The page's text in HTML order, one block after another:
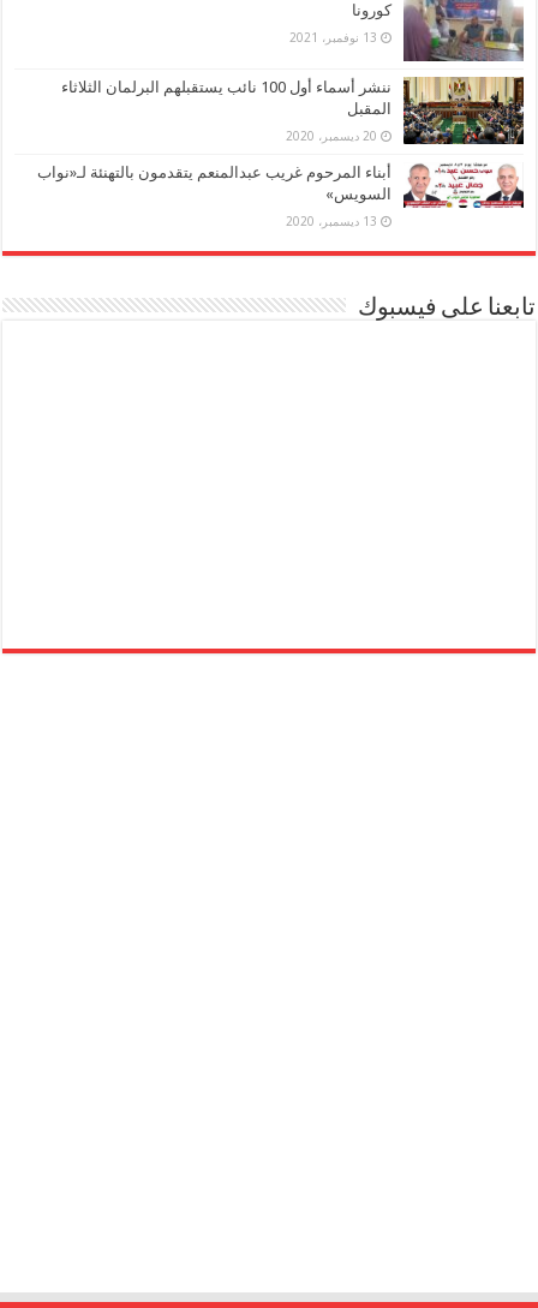
كورونا
13 نوفمبر، 2021
ننشر أسماء أول 100 نائب يستقبلهم البرلمان الثلاثاء
المقبل
20 ديسمبر، 2020
أبناء المرحوم غريب عبدالمنعم يتقدمون بالتهنئة لـ«نواب
السويس»
13 ديسمبر، 2020
تابعنا على فيسبوك